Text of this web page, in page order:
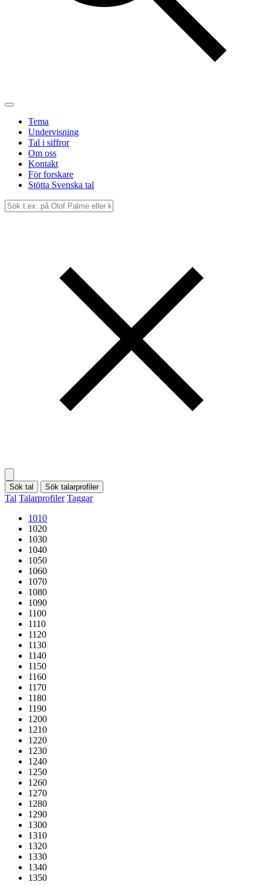
Tema
Undervisning
Tal i siffror
Om oss
Kontakt
För forskare
Stötta Svenska tal
Sök tal Sök talarprofiler
Tal Talarprofiler Taggar
1010
1020
1030
1040
1050
1060
1070
1080
1090
1100
1110
1120
1130
1140
1150
1160
1170
1180
1190
1200
1210
1220
1230
1240
1250
1260
1270
1280
1290
1300
1310
1320
1330
1340
1350